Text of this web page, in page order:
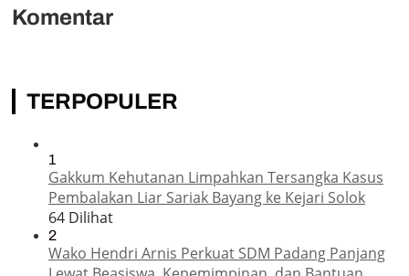
Komentar
TERPOPULER
1
Gakkum Kehutanan Limpahkan Tersangka Kasus
Pembalakan Liar Sariak Bayang ke Kejari Solok
64 Dilihat
2
Wako Hendri Arnis Perkuat SDM Padang Panjang